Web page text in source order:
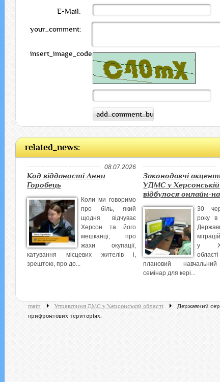
E-Mail:
your_comment:
insert_image_code:
related_news:
08.07.2026
Код відданості Анни
Горобець
Коли ми говоримо
про біль, який
щодня відчуває
Херсон та його
мешканці, про
жахи окупації,
катування місцевих жителів і,
зрештою, про до...
Законодавчі
УДМС у
відбулося онлайн-
30
року в
у
плановий
семінар для кері...
main Управління ДМС у Херсонській області
Державний
прифронтових територіях.